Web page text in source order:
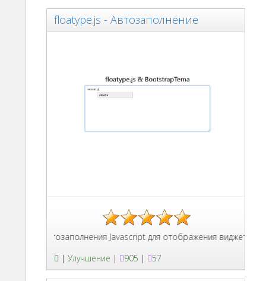
floatype.js - Автозаполнение
автозаполнения Javascript для отображения виджетов
| Улучшение | 905 | 57